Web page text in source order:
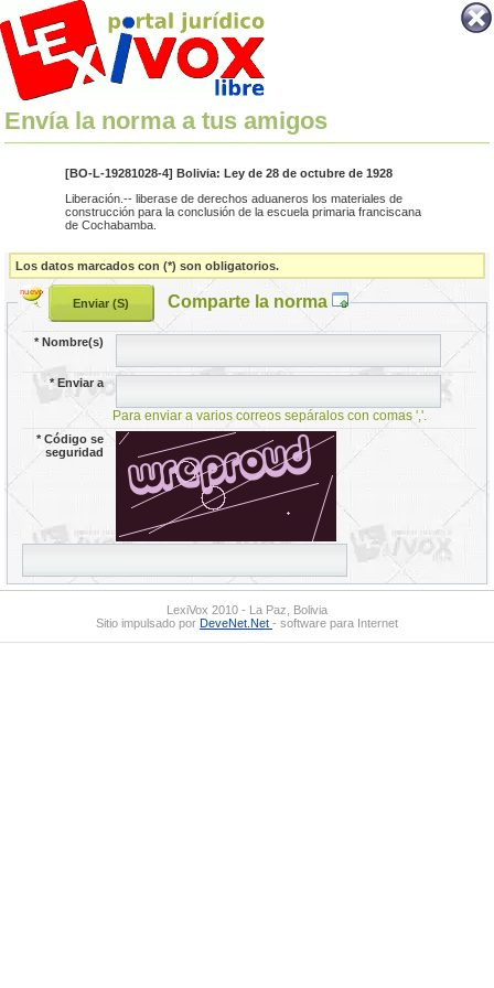
Envía la norma a tus amigos
[BO-L-19281028-4] Bolivia: Ley de 28 de octubre de 1928
Liberación.-- liberase de derechos aduaneros los materiales de
construcción para la conclusión de la escuela primaria franciscana
de Cochabamba.
Los datos marcados con (*) son obligatorios.
Comparte la norma
*Nombre(s)
*Enviar a
Para enviar a varios correos sepáralos con comas ','.
*Código se
seguridad
LexiVox 2010 - La Paz, Bolivia
Sitio impulsado por DeveNet.Net - software para Internet